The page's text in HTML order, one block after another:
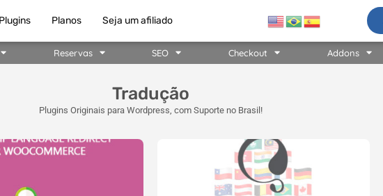
Planos Seja um afiliado
Reservas SEO Checkout Addons
Tradução
Plugins Originais para Wordpress, com Suporte no Brasil!